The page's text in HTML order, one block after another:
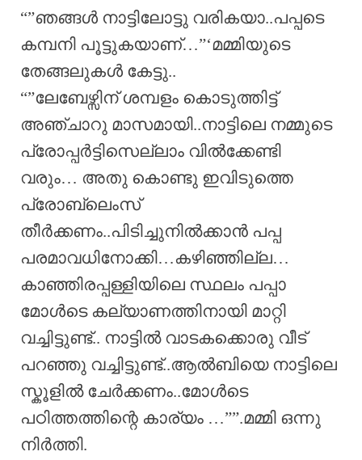
“”ഞങ്ങൾ നാട്ടിലോട്ടു വരികയാ..പപ്പടെ
കമ്പനി പൂട്ടുകയാണ്…”‘മമ്മിയുടെ
തേങ്ങലുകൾ കേട്ടു..
“”ലേബേഴ്സിന് ശമ്പളം കൊടുത്തിട്ട്
അഞ്ചാറു മാസമായി..നാട്ടിലെ നമ്മുടെ
പ്രോപ്പർട്ടിസെല്ലാം വിൽക്കേണ്ടി
വരും… അതു കൊണ്ടു ഇവിടുത്തെ
പ്രോബ്ലെംസ്
തീർക്കണം..പിടിച്ചുനിൽക്കാൻ പപ്പ
പരമാവധിനോക്കി…കഴിഞ്ഞില്ല…
കാഞ്ഞിരപ്പള്ളിയിലെ സ്ഥലം പപ്പാ
മോൾടെ കല്യാണത്തിനായി മാറ്റി
വച്ചിട്ടുണ്ട്.. നാട്ടിൽ വാടകക്കൊരു വീട്
പറഞ്ഞു വച്ചിട്ടുണ്ട്..ആൽബിയെ നാട്ടിലെ
സ്കൂളിൽ ചേർക്കണം..മോൾടെ
പഠിത്തത്തിന്റെ കാര്യം …””.മമ്മി ഒന്നു
നിർത്തി.